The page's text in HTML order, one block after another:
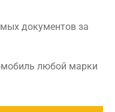
документов за
любой марки